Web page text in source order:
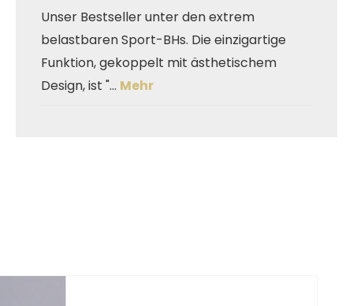
Unser Bestseller unter den extrem
belastbaren Sport-BHs. Die einzigartige
Funktion, gekoppelt mit ästhetischem
Design, ist "… Mehr